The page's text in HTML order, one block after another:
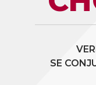
SE